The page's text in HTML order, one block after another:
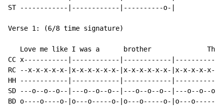
ST ------------|------------|----------o-|
Verse 1: (6/8 time signature)
   Love me like I was a      brother              They
CC x-----------|------------|------------
RC --x-x-x-x-x-|x-x-x-x-x-x-|x-x-x-x-x-x-|x-x-x-x-x-
HH ------------|------------|------------
SD ---o--o--o--|---o--o--o--|---o--o--o--|---o--o--
BD o----o----o-|o---o-----o-|o---o-----o-|o---o-----